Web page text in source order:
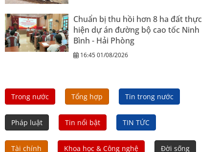
Chuẩn bị thu hồi hơn 8 ha đất thực
hiện dự án đường bộ cao tốc Ninh
Bình - Hải Phòng
16:45 01/08/2026
Trong nước Tổng hợp Tin trong nước
Pháp luật Tin nổi bật TIN TỨC
Tài chính Khoa học & Công nghệ Đời sống